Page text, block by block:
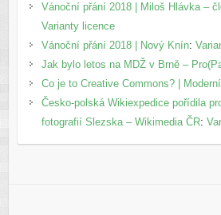
Vánoční přání 2018 | Miloš Hlávka –
Varianty licence
Vánoční přání 2018 | Nový Knín:
Jak bylo letos na MDŽ v Brně –
Co je to Creative Commons? |
Česko-polská Wikiexpedice pořídila
fotografií Slezska – Wikimedia ČR: